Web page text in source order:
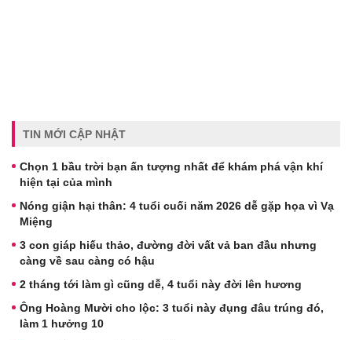
TIN MỚI CẬP NHẬT
Chọn 1 bầu trời bạn ấn tượng nhất để khám phá vận khí
hiện tại của mình
Nóng giận hại thân: 4 tuổi cuối năm 2026 dễ gặp họa vì Vạ
Miệng
3 con giáp hiếu thảo, đường đời vất vả ban đầu nhưng
càng về sau càng có hậu
2 tháng tới làm gì cũng dễ, 4 tuổi này đời lên hương
Ông Hoàng Mười cho lộc: 3 tuổi này đụng đâu trúng đó,
làm 1 hưởng 10